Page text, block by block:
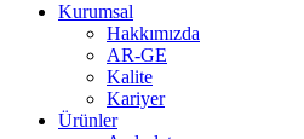
Kurumsal
Hakkımızda
AR-GE
Kalite
Kariyer
Ürünler